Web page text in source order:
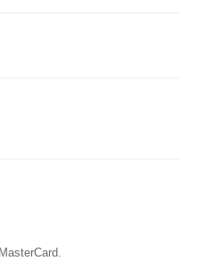
.